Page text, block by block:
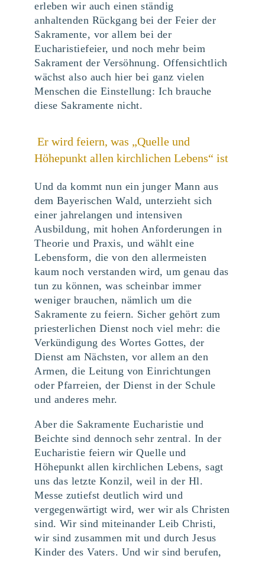
erleben wir auch einen ständig
anhaltenden Rückgang bei der Feier der
Sakramente, vor allem bei der
Eucharistiefeier, und noch mehr beim
Sakrament der Versöhnung. Offensichtlich
wächst also auch hier bei ganz vielen
Menschen die Einstellung: Ich brauche
diese Sakramente nicht.
Er wird feiern, was „Quelle und
Höhepunkt allen kirchlichen Lebens“ ist
Und da kommt nun ein junger Mann aus
dem Bayerischen Wald, unterzieht sich
einer jahrelangen und intensiven
Ausbildung, mit hohen Anforderungen in
Theorie und Praxis, und wählt eine
Lebensform, die von den allermeisten
kaum noch verstanden wird, um genau das
tun zu können, was scheinbar immer
weniger brauchen, nämlich um die
Sakramente zu feiern. Sicher gehört zum
priesterlichen Dienst noch viel mehr: die
Verkündigung des Wortes Gottes, der
Dienst am Nächsten, vor allem an den
Armen, die Leitung von Einrichtungen
oder Pfarreien, der Dienst in der Schule
und anderes mehr.
Aber die Sakramente Eucharistie und
Beichte sind dennoch sehr zentral. In der
Eucharistie feiern wir Quelle und
Höhepunkt allen kirchlichen Lebens, sagt
uns das letzte Konzil, weil in der Hl.
Messe zutiefst deutlich wird und
vergegenwärtigt wird, wer wir als Christen
sind. Wir sind miteinander Leib Christi,
wir sind zusammen mit und durch Jesus
Kinder des Vaters. Und wir sind berufen,